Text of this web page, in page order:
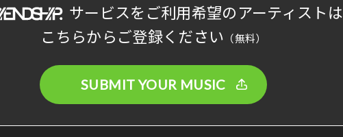
サービスをご利用希望のアーティストは
こちらからご登録ください （無料）
SUBMIT YOUR MUSIC